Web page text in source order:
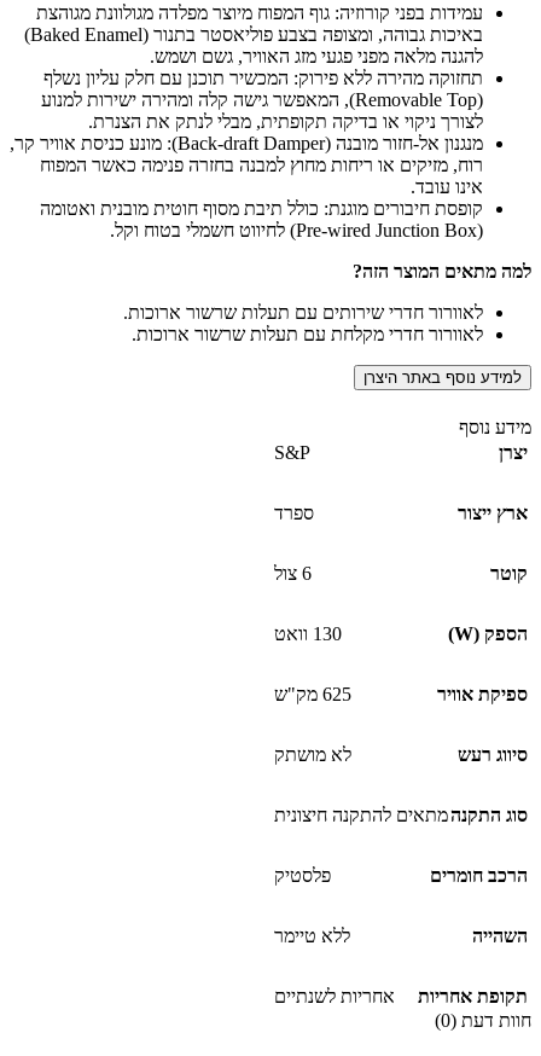
עמידות בפני קורוזיה: גוף המפוח מיוצר מפלדה מגולוונת מגוהצת
באיכות גבוהה, ומצופה בצבע פוליאסטר בתנור (Baked Enamel)
להגנה מלאה מפני פגעי מזג האוויר, גשם ושמש.
תחזוקה מהירה ללא פירוק: המכשיר תוכנן עם חלק עליון נשלף
(Removable Top), המאפשר גישה קלה ומהירה ישירות למנוע
לצורך ניקוי או בדיקה תקופתית, מבלי לנתק את הצנרת.
מנגנון אל-חזור מובנה (Back-draft Damper): מונע כניסת אוויר קר,
רוח, מזיקים או ריחות מחוץ למבנה בחזרה פנימה כאשר המפוח
אינו עובד.
קופסת חיבורים מוגנת: כולל תיבת מסוף חוטית מובנית ואטומה
(Pre-wired Junction Box) לחיווט חשמלי בטוח וקל.
למה מתאים המוצר הזה?
לאוורור חדרי שירותים עם תעלות שרשור ארוכות.
לאוורור חדרי מקלחת עם תעלות שרשור ארוכות.
למידע נוסף באתר היצרן
מידע נוסף
יצרן
S&P
ארץ ייצור ספרד
קוטר 6 צול
הספק (W) 130 וואט
ספיקת אוויר 625 מק"ש
סיווג רעש לא מושתק
סוג התקנהמתאים להתקנה חיצונית
הרכב חומרים פלסטיק
השהייה ללא טיימר
תקופת אחריות
אחריות לשנתיים
חוות דעת (0)